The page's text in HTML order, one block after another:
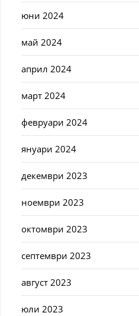
юни 2024
май 2024
април 2024
март 2024
февруари 2024
януари 2024
декември 2023
ноември 2023
октомври 2023
септември 2023
август 2023
юли 2023